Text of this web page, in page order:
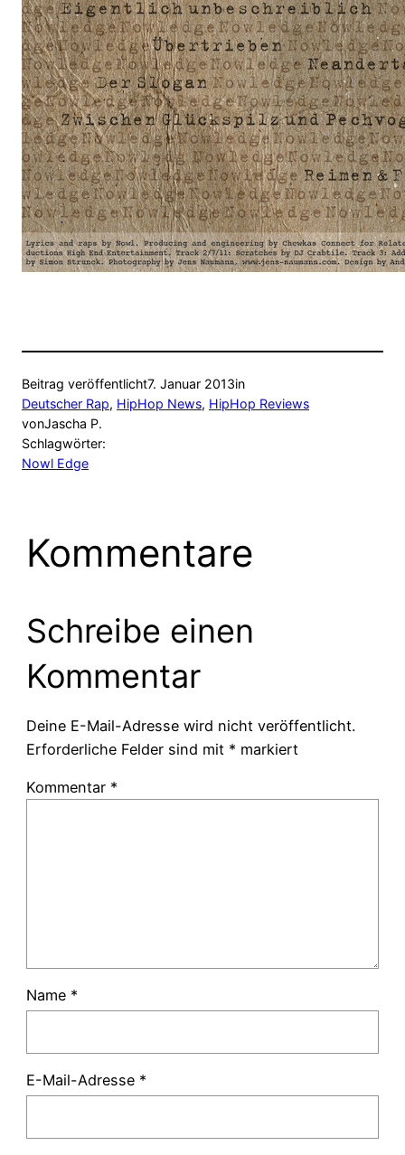
Beitrag veröffentlicht7. Januar 2013in
Deutscher Rap, HipHop News, HipHop Reviews
vonJascha P.
Schlagwörter:
Nowl Edge
Kommentare
Schreibe einen
Kommentar
Deine E-Mail-Adresse wird nicht veröffentlicht.
Erforderliche Felder sind mit * markiert
Kommentar *
Name *
E-Mail-Adresse *